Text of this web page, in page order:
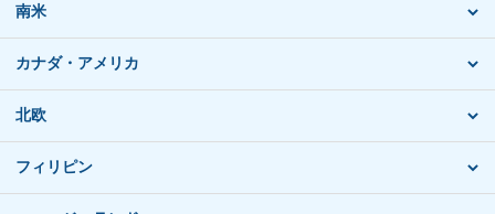
南米
カナダ・アメリカ
北欧
フィリピン